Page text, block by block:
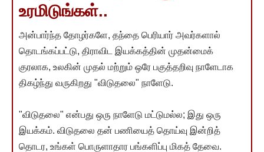
உரமிடுங்கள்..
அன்பார்ந்த தோழர்களே, தந்தை பெரியார் அவர்களால்
தொடங்கப்பட்டு, திராவிட இயக்கத்தின் முதன்மைக்
குரலாக, உலகின் முதல் மற்றும் ஒரே பகுத்தறிவு நாளேடாக
திகழ்ந்து வருகிறது "விடுதலை" நாளேடு.
"விடுதலை" என்பது ஒரு நாளேடு மட்டுமல்ல; இது ஒரு
இயக்கம். விடுதலை தன் பணியைத் தொய்வு இன்றித்
தொடர, உங்கள் பொருளாதார பங்களிப்பு மிகத் தேவை.